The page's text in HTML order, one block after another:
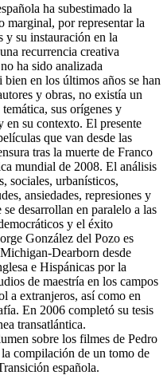
ha subestimado la
marginal, por representar la
y su instauración en la
recurrencia creativa
ha sido analizada
bien en los últimos años se han
y obras, no existía un
sus orígenes y
en su contexto. El presente
que van desde las
tras la muerte de Franco
mundial de 2008. El análisis
sociales, urbanísticos,
ansiedades, represiones y
desarrollan en paralelo a las
y el éxito
González del Pozo es
Dearborn desde
e Hispánicas por la
de maestría en los campos
a extranjeros, así como en
En 2006 completó su tesis
transatlántica.
sobre los filmes de Pedro
compilación de un tomo de
española.